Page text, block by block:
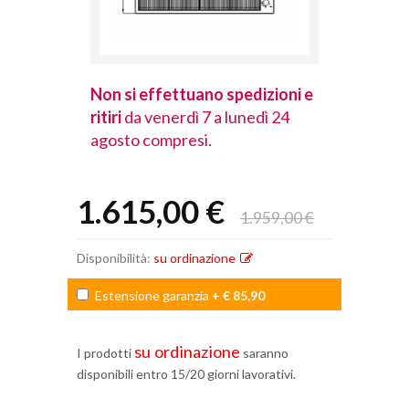
Non si effettuano spedizioni e
ritirida venerdì 7 a lunedì 24
agosto compresi.
1.615,00 € 1.959,00 €
Disponibilità: su ordinazione
Estensione garanzia + € 85,90
I prodotti su ordinazione saranno
disponibili entro 15/20 giorni lavorativi.